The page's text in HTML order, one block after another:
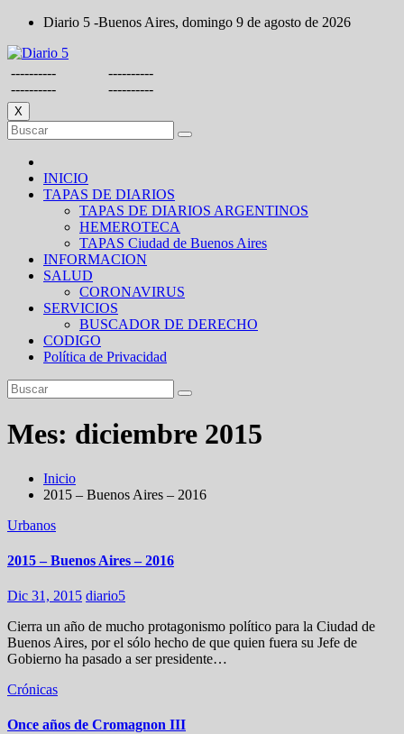
Saltar
contenido
Diario 5 -Buenos Aires, domingo 9 de agosto de 2026
----------
----------
----------
----------
X
INICIO
TAPAS DE DIARIOS
TAPAS DE DIARIOS ARGENTINOS
HEMEROTECA
TAPAS Ciudad de Buenos Aires
INFORMACION
SALUD
CORONAVIRUS
SERVICIOS
BUSCADOR DE DERECHO
CODIGO
Política de Privacidad
Mes: diciembre 2015
Inicio
2015 – Buenos Aires – 2016
Urbanos
2015 – Buenos Aires – 2016
Dic 31, 2015 diario5
Cierra un año de mucho protagonismo político para la Ciudad de
Buenos Aires, por el sólo hecho de que quien fuera su Jefe de
Gobierno ha pasado a ser presidente…
Crónicas
Once años de Cromagnon III